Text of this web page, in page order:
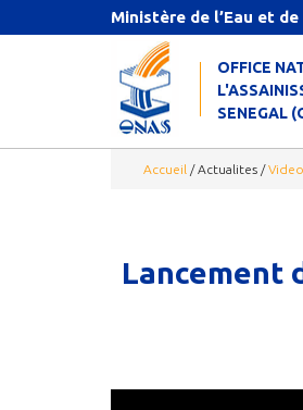
Aller au contenu principalMinistère de l’Eau et
OFFICE
SENEGAL
Accueil / Actualites /
Lancement